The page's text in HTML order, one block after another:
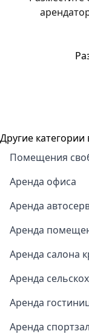
Другие категории
Помещения
Аренда офиса
Аренда
Аренда
Аренда салона
Аренда
Аренда
Аренда